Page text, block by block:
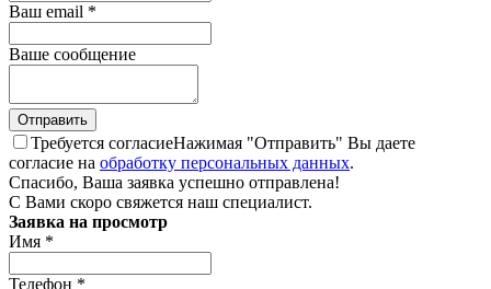
Ваш email *
Ваше сообщение
Требуется согласиеНажимая "Отправить" Вы даете
согласие на обработку персональных данных.
Спасибо, Ваша заявка успешно отправлена!
С Вами скоро свяжется наш специалист.
Заявка на просмотр
Имя *
Телефон *